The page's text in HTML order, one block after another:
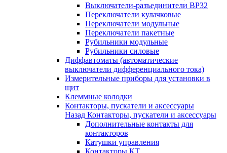
Выключатели-разъединители ВР32
Переключатели кулачковые
Переключатели модульные
Переключатели пакетные
Рубильники модульные
Рубильники силовые
Диффавтоматы (автоматические
выключатели дифференциального тока)
Измерительные приборы для установки в
щит
Клеммные колодки
Контакторы, пускатели и аксессуары
Назад Контакторы, пускатели и аксессуары
Дополнительные контакты для
контакторов
Катушки управления
Контакторы КТ